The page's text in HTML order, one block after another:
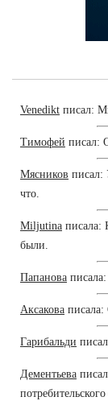
Venedikt писал:
Тимофей писал:
Мясников писал:
что.
Miljutina писала:
были.
Папанова
Аксакова
Гарибальди
Дементьева